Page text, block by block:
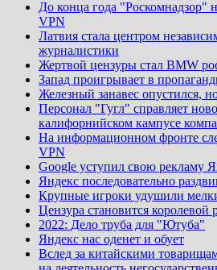
До конца года "Роскомнадзор"
VPN
Латвия стала центром
журналистики
Жертвой цензуры стал BMW
Запад проигрывает в
Железный занавес опустился,
Персонал "Гугл" справляет
калифорнийском кампусе
На информационном фронте
VPN
Google уступил свою рекламу
Яндекс последовательно
Крупные игроки удушили
Цензура становится королевой
2022: Дело труба для "Ютуба"
Яндекс нас оденет и обует
Вслед за китайскими